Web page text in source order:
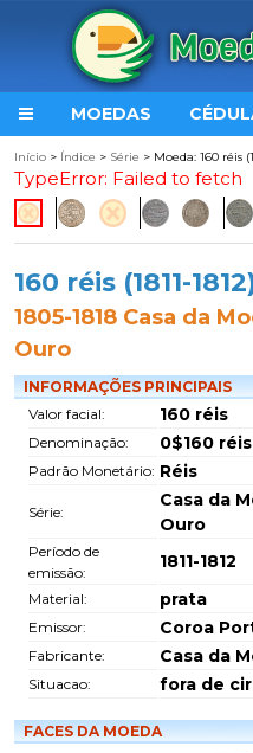
MOEDAS
Início > Índice > Série > Moeda: 160 réis
TypeError: Failed to fetch
160 réis (1811-
1805-1818 Casa da
Ouro
INFORMAÇÕES PRINCIPAIS
Valor facial:
160 réis
Denominação: 0$160 réis
Padrão Monetário: Réis
Série:
Casa da
Ouro
Período de
emissão:
1811-1812
Material: prata
Emissor: Coroa
Fabricante: Casa da
Situacao: fora de
FACES DA MOEDA